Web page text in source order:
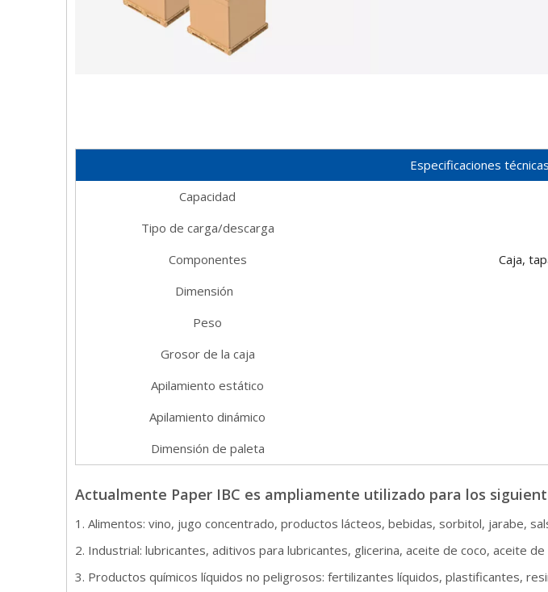
Especificaciones
Capacidad
Tipo de carga/descarga
Componentes
Caja,
Dimensión
Peso
Grosor de la caja
Apilamiento estático
Apilamiento dinámico
Dimensión de paleta
Actualmente Paper IBC es ampliamente utilizado para los
1. Alimentos: vino, jugo concentrado, productos lácteos, bebidas, sorbitol, jarabe,
2. Industrial: lubricantes, aditivos para lubricantes, glicerina, aceite de coco, aceite
3. Productos químicos líquidos no peligrosos: fertilizantes líquidos, plastificantes,